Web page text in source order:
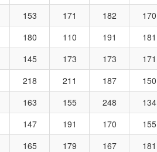
153 171 182 170
180 110 191 181
145 173 173 171
218 211 187 150
163 155 248 134
147 191 170 155
165 179 167 181